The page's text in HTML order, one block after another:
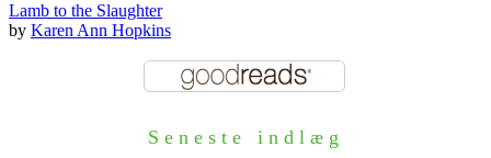
Lamb to the Slaughter
by Karen Ann Hopkins
Seneste indlæg